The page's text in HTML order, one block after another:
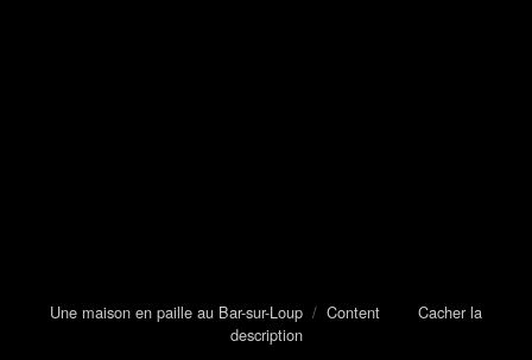
Une maison en paille au Bar-sur-Loup / Content
Cacher la
description